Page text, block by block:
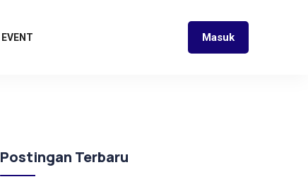
EVENT Masuk
Postingan Terbaru